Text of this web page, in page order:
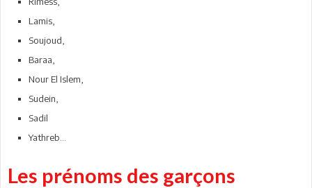
Lamis,
Soujoud,
Baraa,
Nour El Islem,
Sudein,
Sadil
Yathreb...
Les prénoms des garçons